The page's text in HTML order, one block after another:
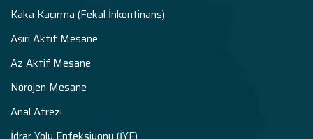
Kaka Kaçırma (Fekal İnkontinans)
Aşırı Aktif Mesane
Az Aktif Mesane
Nörojen Mesane
Anal Atrezi